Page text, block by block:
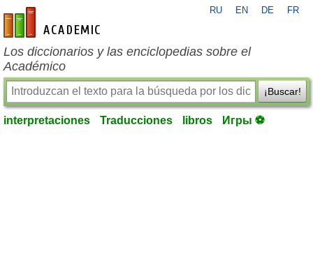
es-academic.com
RU EN DE FR
Los diccionarios y las enciclopedias sobre el
Académico
¡Buscar!
interpretaciones Traducciones libros Игры ⚽